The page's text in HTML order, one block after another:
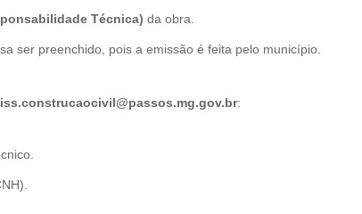
Técnica) da obra.
ser preenchido, pois a emissão é feita pelo município.
iss.construcaocivil@passos.mg.gov.br: